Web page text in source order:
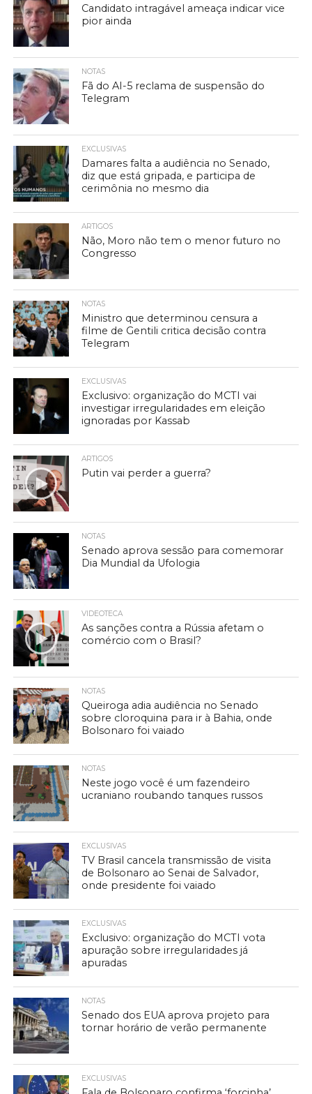
Candidato intragável ameaça indicar vice
pior ainda
NOTAS
Fã do AI-5 reclama de suspensão do
Telegram
EXCLUSIVAS
Damares falta a audiência no Senado,
diz que está gripada, e participa de
cerimônia no mesmo dia
ARTIGOS
Não, Moro não tem o menor futuro no
Congresso
NOTAS
Ministro que determinou censura a
filme de Gentili critica decisão contra
Telegram
EXCLUSIVAS
Exclusivo: organização do MCTI vai
investigar irregularidades em eleição
ignoradas por Kassab
ARTIGOS
Putin vai perder a guerra?
NOTAS
Senado aprova sessão para comemorar
Dia Mundial da Ufologia
VIDEOTECA
As sanções contra a Rússia afetam o
comércio com o Brasil?
NOTAS
Queiroga adia audiência no Senado
sobre cloroquina para ir à Bahia, onde
Bolsonaro foi vaiado
NOTAS
Neste jogo você é um fazendeiro
ucraniano roubando tanques russos
EXCLUSIVAS
TV Brasil cancela transmissão de visita
de Bolsonaro ao Senai de Salvador,
onde presidente foi vaiado
EXCLUSIVAS
Exclusivo: organização do MCTI vota
apuração sobre irregularidades já
apuradas
NOTAS
Senado dos EUA aprova projeto para
tornar horário de verão permanente
EXCLUSIVAS